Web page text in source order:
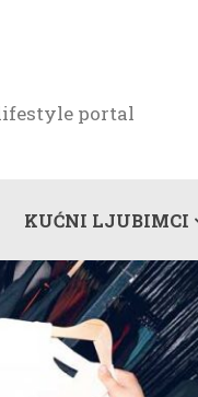
portal
KUĆNI LJUBIMCI